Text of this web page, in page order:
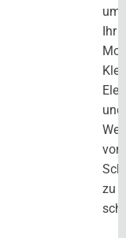
um
Ihr
und
vor
zu